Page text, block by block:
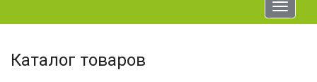
Toggle
Каталог товаров